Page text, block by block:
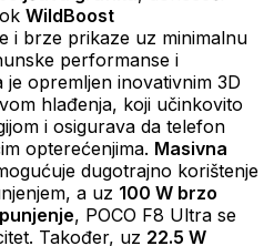
WildBoost
i brze prikaze uz minimalnu
performanse i
opremljen inovativnim 3D
hlađenja, koji učinkovito
i osigurava da telefon
opterećenjima. Masivna
dugotrajno korištenje
a uz 100 W brzo
, POCO F8 Ultra se
Također, uz 22.5 W